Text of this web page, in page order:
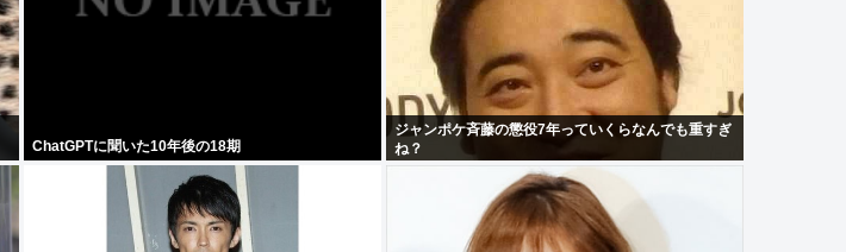
ChatGPTに聞いた10年後の18期
ジャンポケ斉藤の懲役7年っていくらなんでも重すぎ
ね？